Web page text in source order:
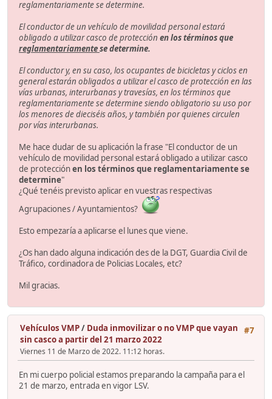
reglamentariamente se determine.
El conductor de un vehículo de movilidad personal estará
obligado a utilizar casco de protección en los términos que
reglamentariamentese determine.
El conductor y, en su caso, los ocupantes de bicicletas y ciclos en
general estarán obligados a utilizar el casco de protección en las
vías urbanas, interurbanas y travesías, en los términos que
reglamentariamente se determine siendo obligatorio su uso por
los menores de dieciséis años, y también por quienes circulen
por vías interurbanas.
Me hace dudar de su aplicación la frase "El conductor de un
vehículo de movilidad personal estará obligado a utilizar casco
de protecciónen los términos que reglamentariamente se
determine"
¿Qué tenéis previsto aplicar en vuestras respectivas
Agrupaciones / Ayuntamientos?
Esto empezaría a aplicarse el lunes que viene.
¿Os han dado alguna indicación des de la DGT, Guardia Civil de
Tráfico, cordinadora de Policias Locales, etc?
Mil gracias.
#7
Vehículos VMP/ Duda inmovilizar o no VMP que vayan
sin casco a partir del 21 marzo 2022
Viernes 11 de Marzo de 2022. 11:12 horas.
En mi cuerpo policial estamos preparando la campaña para el
21 de marzo, entrada en vigor LSV.